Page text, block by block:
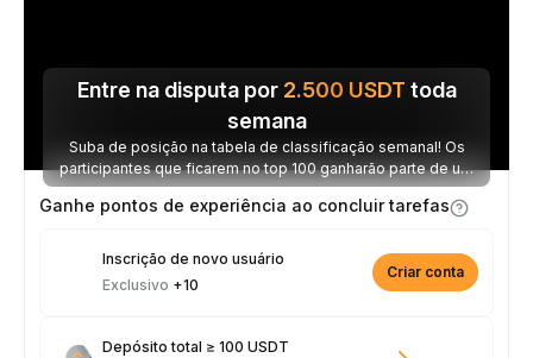
Entre na disputa por 2.500 USDT toda
semana
Suba de posição na tabela de classificação semanal! Os
participantes que ficarem no top 100 ganharão parte de um
prêmio de 2.500 USDT toda semana.
Ganhe pontos de experiência ao concluir tarefas
Inscrição de novo usuário
Exclusivo +10
Criar conta
Depósito total ≥ 100 USDT